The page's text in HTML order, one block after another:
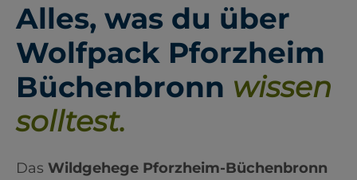
Alles, was du über
Wolfpack Pforzheim
Büchenbronn wissen
solltest.
Das Wildgehege Pforzheim-Büchenbronn